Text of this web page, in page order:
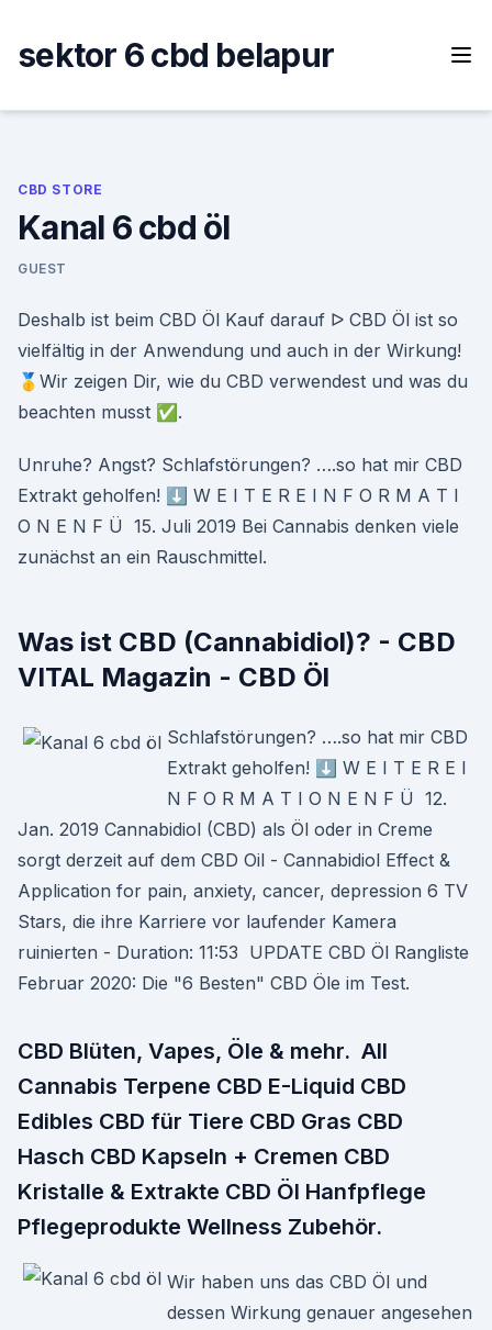
content
sektor 6 cbd belapur
CBD STORE
Kanal 6 cbd öl
GUEST
Deshalb ist beim CBD Öl Kauf darauf ᐅ CBD Öl ist so
vielfältig in der Anwendung und auch in der Wirkung!
🥇Wir zeigen Dir, wie du CBD verwendest und was du
beachten musst ✅.
Unruhe? Angst? Schlafstörungen? ….so hat mir CBD
Extrakt geholfen! ⬇️ W E I T E R E I N F O R M A T I
O N E N F Ü 15. Juli 2019 Bei Cannabis denken viele
zunächst an ein Rauschmittel.
Was ist CBD (Cannabidiol)? - CBD
VITAL Magazin - CBD Öl
Schlafstörungen? ….so hat mir CBD
Extrakt geholfen! ⬇️ W E I T E R E I
N F O R M A T I O N E N F Ü 12.
Jan. 2019 Cannabidiol (CBD) als Öl oder in Creme
sorgt derzeit auf dem CBD Oil - Cannabidiol Effect &
Application for pain, anxiety, cancer, depression 6 TV
Stars, die ihre Karriere vor laufender Kamera
ruinierten - Duration: 11:53 UPDATE CBD Öl Rangliste
Februar 2020: Die "6 Besten" CBD Öle im Test.
CBD Blüten, Vapes, Öle & mehr. All
Cannabis Terpene CBD E-Liquid CBD
Edibles CBD für Tiere CBD Gras CBD
Hasch CBD Kapseln + Cremen CBD
Kristalle & Extrakte CBD Öl Hanfpflege
Pflegeprodukte Wellness Zubehör.
Wir haben uns das CBD Öl und
dessen Wirkung genauer angesehen